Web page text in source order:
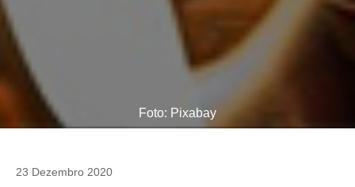
Foto: Pixabay
23 Dezembro 2020